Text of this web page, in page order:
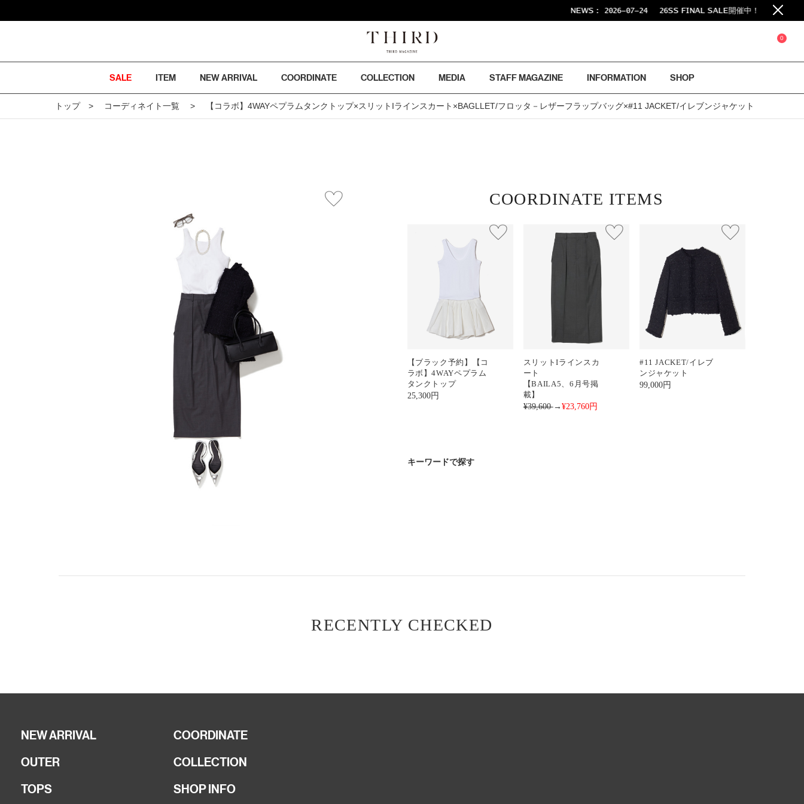
NEWS : 2026-07-24 26SS FINAL SALE開催中！
0
SALE ITEM NEW ARRIVAL COORDINATE COLLECTION MEDIA STAFF MAGAZINE INFORMATION SHOP
トップ コーディネイト一覧 【コラボ】4WAYペプラムタンクトップ×スリットIラインスカート×BAGLLET/フロッタ－レザーフラップバッグ×#11 JACKET/イレブンジャケット
COORDINATE ITEMS
【ブラック予約】【コ
ラボ】4WAYペプラム
タンクトップ
25,300円
スリットIラインスカ
ート
【BAILA5、6月号掲
載】
¥39,600→ ¥23,760円
#11 JACKET/イレブ
ンジャケット
99,000円
キーワードで探す
RECENTLY CHECKED
NEW ARRIVAL
OUTER
TOPS
COORDINATE
COLLECTION
SHOP INFO